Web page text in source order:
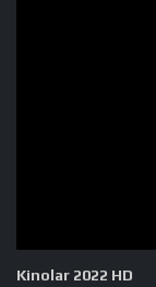
Kinolar 2022 HD